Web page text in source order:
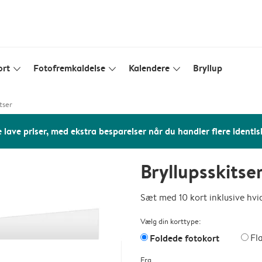
slim_arrow_down Fotofremkaldelse slim_arrow_down Kalendere slim_arrow_down Bryllup
lave priser, med ekstra besparelser når du handler flere
Sæt med 10 kort inklusive
Vælg din korttype:
Foldede fotokort
Fra